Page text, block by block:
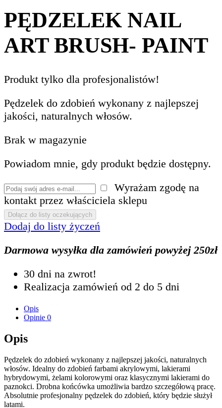
PĘDZELEK NAIL
ART BRUSH- PAINT
Produkt tylko dla profesjonalistów!
Pędzelek do zdobień wykonany z najlepszej
jakości, naturalnych włosów.
Brak w magazynie
Powiadom mnie, gdy produkt będzie dostępny.
Wyrażam zgodę na
kontakt przez właściciela sklepu
Dodaj do listy życzeń
Darmowa wysyłka dla zamówień powyżej 250zł
30 dni na zwrot!
Realizacja zamówień od 2 do 5 dni
Opis
Opinie 0
Opis
Pędzelek do zdobień wykonany z najlepszej jakości, naturalnych
włosów. Idealny do zdobień farbami akrylowymi, lakierami
hybrydowymi, żelami kolorowymi oraz klasycznymi lakierami do
paznokci. Drobna końcówka umożliwia bardzo szczegółową pracę.
Absolutnie profesjonalny pędzelek do zdobień, który będzie służył
latami.